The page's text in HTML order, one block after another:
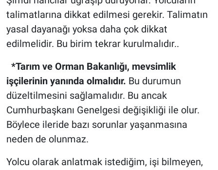
talimatlarına dikkat edilmesi gerekir. Talimatın
yasal dayanağı yoksa daha çok dikkat
edilmelidir. Bu birim tekrar kurulmalıdır..
*Tarım ve Orman Bakanlığı, mevsimlik
işçilerinin yanında olmalıdır. Bu durumun
düzeltilmesini sağlamalıdır. Bu ancak
Cumhurbaşkanı Genelgesi değişikliği ile olur.
Böylece ileride bazı sorunlar yaşanmasına
neden de olunmaz.
Yolcu olarak anlatmak istediğim, işi bilmeyen,